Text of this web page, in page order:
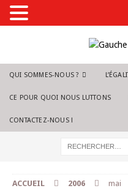
QUI SOMMES-NOUS ?
CE POUR QUOI NOUS LUTTONS
CONTACTEZ-NOUS !
ACCUEIL 2006 mai